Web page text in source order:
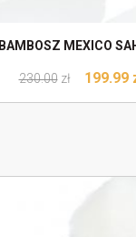
BAMBOSZ MEXICO
230.00 zł 199.99